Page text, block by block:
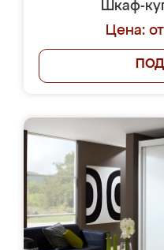
Шкаф-
Цена: